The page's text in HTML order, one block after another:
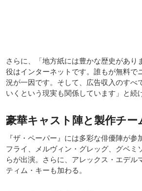
さらに、「地方紙には豊かな歴史があり
役はインターネットです。誰もが無料で
況が一因です。そして、広告収入のすべ
いくという現実も関係しています」と続
豪華キャスト陣と製作チー
『ザ・ペーパー』には多彩な俳優陣が参
フライ、メルヴィン・グレッグ、グベミ
らが出演。さらに、アレックス・エデル
ティム・キーも加わる。